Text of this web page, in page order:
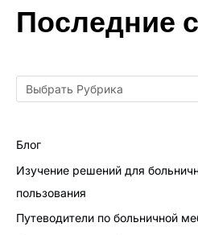
Последние
Блог
Изучение решений для
пользования
Путеводители по больничной